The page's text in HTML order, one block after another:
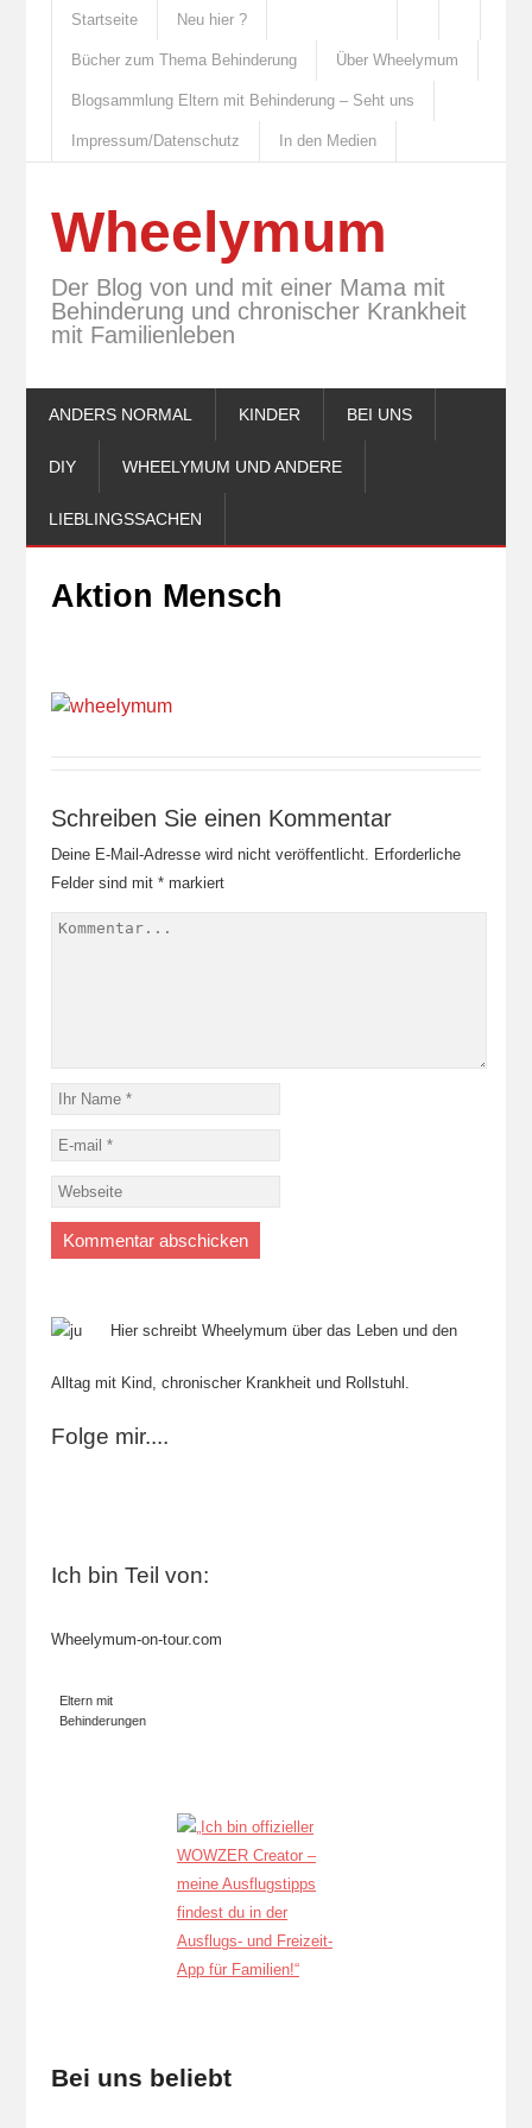
Startseite Neu hier ?
Bücher zum Thema Behinderung Über Wheelymum
Blogsammlung Eltern mit Behinderung – Seht uns
Impressum/Datenschutz In den Medien
Wheelymum
Der Blog von und mit einer Mama mit
Behinderung und chronischer Krankheit
mit Familienleben
ANDERS NORMAL KINDER BEI UNS
DIY WHEELYMUM UND ANDERE
LIEBLINGSSACHEN
Aktion Mensch
Schreiben Sie einen Kommentar
Deine E-Mail-Adresse wird nicht veröffentlicht. Erforderliche
Felder sind mit *markiert
Hier schreibt Wheelymum über das Leben und den
Alltag mit Kind, chronischer Krankheit und Rollstuhl.
Folge mir....
Ich bin Teil von:
Wheelymum-on-tour.com
Eltern mit
Behinderungen
Bei uns beliebt